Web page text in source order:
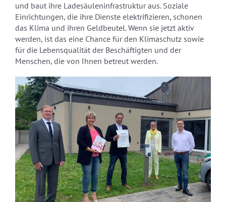
und baut ihre Ladesäuleninfrastruktur aus. Soziale
Einrichtungen, die ihre Dienste elektrifizieren, schonen
das Klima und ihren Geldbeutel. Wenn sie jetzt aktiv
werden, ist das eine Chance für den Klimaschutz sowie
für die Lebensqualität der Beschäftigten und der
Menschen, die von Ihnen betreut werden.